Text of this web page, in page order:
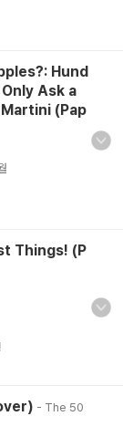
Hund
Ask a
(Pap
Things! (P
- The 50